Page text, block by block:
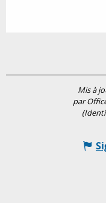
Mis à
par